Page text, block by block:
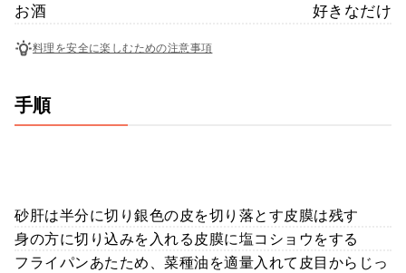
お酒
好きなだけ
料理を安全に楽しむための注意事項
手順
砂肝は半分に切り銀色の皮を切り落とす皮膜は残す
身の方に切り込みを入れる皮膜に塩コショウをする
フライパンあたため、菜種油を適量入れて皮目からじっ